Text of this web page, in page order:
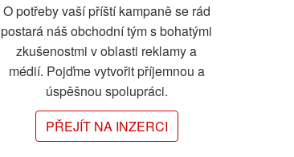
O potřeby vaší příští kampaně se rád
postará náš obchodní tým s bohatými
zkušenostmi v oblasti reklamy a
médií. Pojďme vytvořit příjemnou a
úspěšnou spolupráci.
PŘEJÍT NA INZERCI